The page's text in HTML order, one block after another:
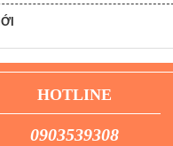
HOTLINE
0903539308
Áo mưa đôi vải dù có
thương hiệu win
ba lô anh văn 5
59,000